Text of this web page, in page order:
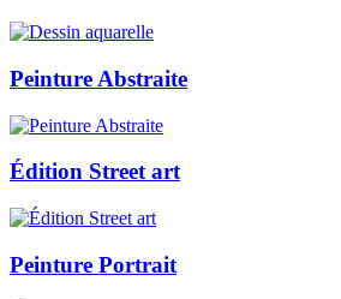
Peinture Abstraite
Édition Street art
Peinture Portrait